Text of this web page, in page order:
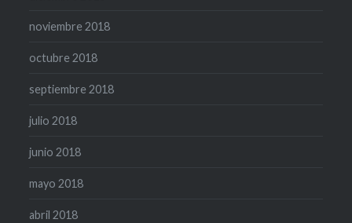
noviembre 2018
octubre 2018
septiembre 2018
julio 2018
junio 2018
mayo 2018
abril 2018